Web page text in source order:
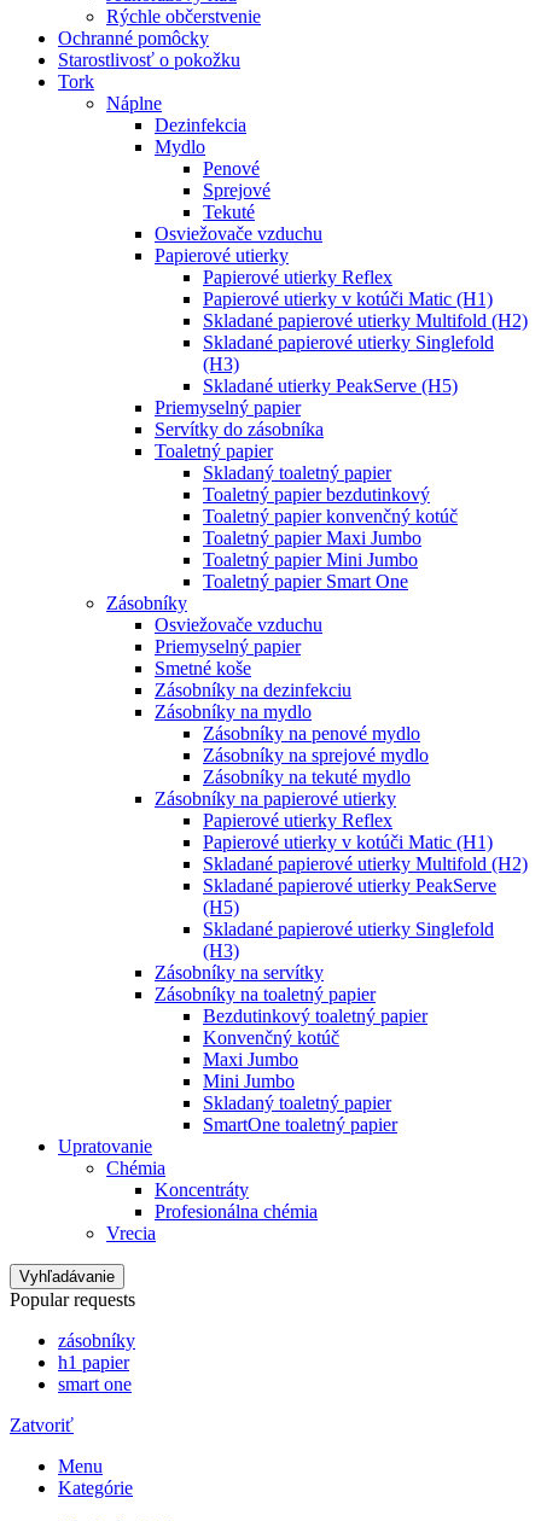
Rýchle občerstvenie
Ochranné pomôcky
Starostlivosť o pokožku
Tork
Náplne
Dezinfekcia
Mydlo
Penové
Sprejové
Tekuté
Osviežovače vzduchu
Papierové utierky
Papierové utierky Reflex
Papierové utierky v kotúči Matic (H1)
Skladané papierové utierky Multifold (H2)
Skladané papierové utierky Singlefold
(H3)
Skladané utierky PeakServe (H5)
Priemyselný papier
Servítky do zásobníka
Toaletný papier
Skladaný toaletný papier
Toaletný papier bezdutinkový
Toaletný papier konvenčný kotúč
Toaletný papier Maxi Jumbo
Toaletný papier Mini Jumbo
Toaletný papier Smart One
Zásobníky
Osviežovače vzduchu
Priemyselný papier
Smetné koše
Zásobníky na dezinfekciu
Zásobníky na mydlo
Zásobníky na penové mydlo
Zásobníky na sprejové mydlo
Zásobníky na tekuté mydlo
Zásobníky na papierové utierky
Papierové utierky Reflex
Papierové utierky v kotúči Matic (H1)
Skladané papierové utierky Multifold (H2)
Skladané papierové utierky PeakServe
(H5)
Skladané papierové utierky Singlefold
(H3)
Zásobníky na servítky
Zásobníky na toaletný papier
Bezdutinkový toaletný papier
Konvenčný kotúč
Maxi Jumbo
Mini Jumbo
Skladaný toaletný papier
SmartOne toaletný papier
Upratovanie
Chémia
Koncentráty
Profesionálna chémia
Vrecia
Vyhľadávanie
Popular requests
zásobníky
h1 papier
smart one
Zatvoriť
Menu
Kategórie